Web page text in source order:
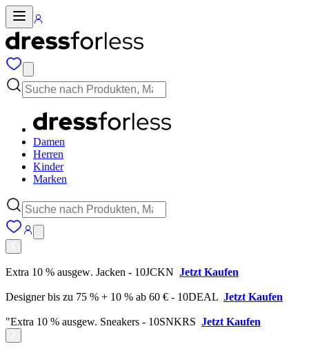
Damen
Herren
Kinder
Marken
Extra 10 % ausgew. Jacken - 10JCKN Jetzt Kaufen
Designer bis zu 75 % + 10 % ab 60 € - 10DEAL Jetzt Kaufen
"Extra 10 % ausgew. Sneakers - 10SNKRS Jetzt Kaufen